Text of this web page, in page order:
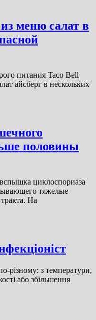
меню салат в
питания Taco Bell
айсберг в нескольких
половины
циклоспориаза
тяжелые
На
різному: з температури,
або збільшення